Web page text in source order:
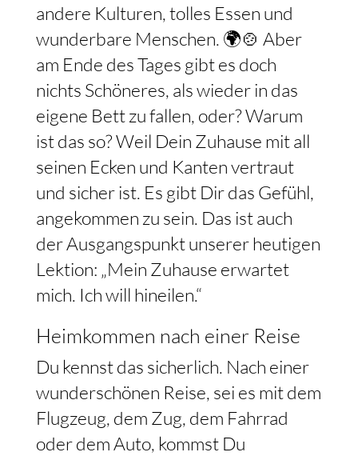
andere Kulturen, tolles Essen und
wunderbare Menschen. 🌍🍲 Aber
am Ende des Tages gibt es doch
nichts Schöneres, als wieder in das
eigene Bett zu fallen, oder? Warum
ist das so? Weil Dein Zuhause mit all
seinen Ecken und Kanten vertraut
und sicher ist. Es gibt Dir das Gefühl,
angekommen zu sein. Das ist auch
der Ausgangspunkt unserer heutigen
Lektion: „Mein Zuhause erwartet
mich. Ich will hineilen.“
Heimkommen nach einer Reise
Du kennst das sicherlich. Nach einer
wunderschönen Reise, sei es mit dem
Flugzeug, dem Zug, dem Fahrrad
oder dem Auto, kommst Du